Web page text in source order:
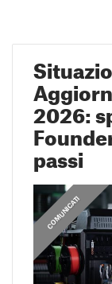
2026:
passi
COMUNICATI